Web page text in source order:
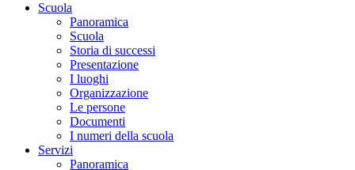
Scuola
Panoramica
Scuola
Storia di successi
Presentazione
I luoghi
Organizzazione
Le persone
Documenti
I numeri della scuola
Servizi
Panoramica